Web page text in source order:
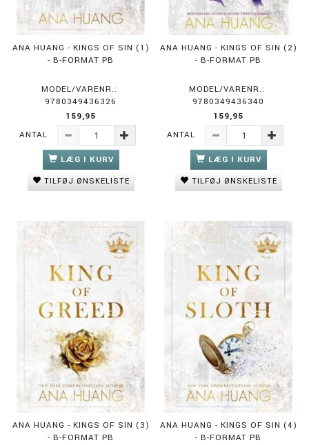
ANA HUANG - KINGS OF SIN (1)
- B-FORMAT PB
MODEL/VARENR.:
9780349436326
159,95
ANTAL
LÆG I KURV
TILFØJ ØNSKELISTE
ANA HUANG - KINGS OF SIN (2)
- B-FORMAT PB
MODEL/VARENR.:
9780349436340
159,95
ANTAL
LÆG I KURV
TILFØJ ØNSKELISTE
ANA HUANG - KINGS OF SIN (3)
- B-FORMAT PB
ANA HUANG - KINGS OF SIN (4)
- B-FORMAT PB